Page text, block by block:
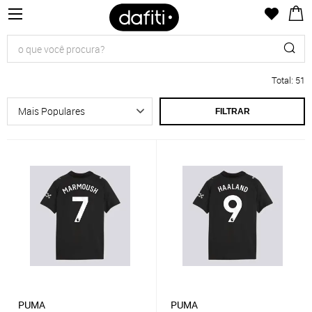
Total: 51
FILTRAR
PUMA
PUMA